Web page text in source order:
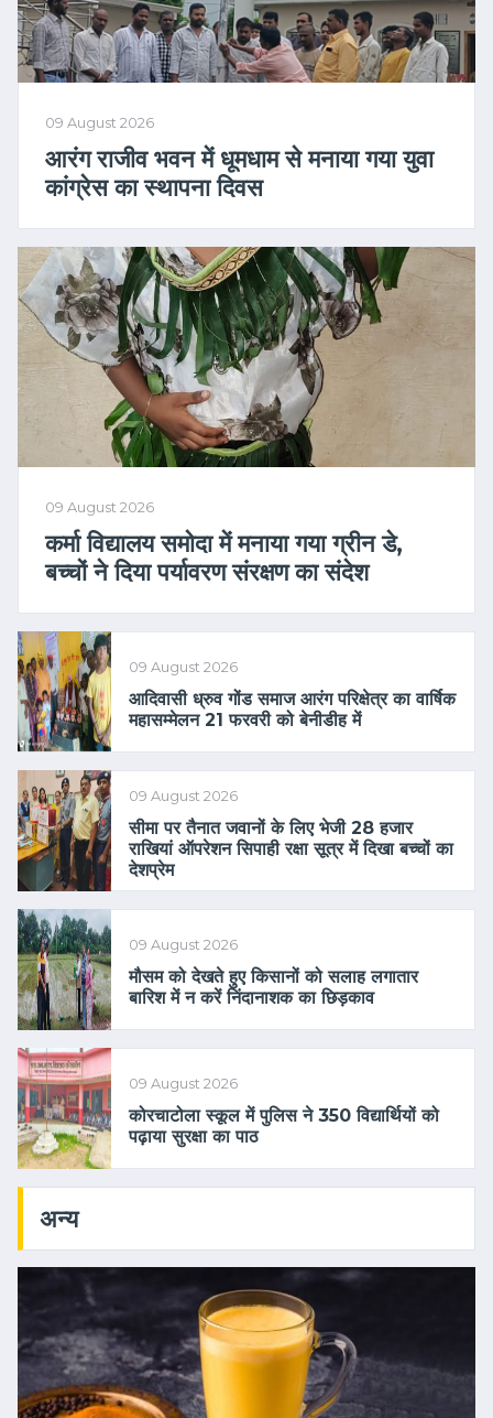
09 August 2026
आरंग राजीव भवन में धूमधाम से मनाया गया युवा
कांग्रेस का स्थापना दिवस
09 August 2026
कर्मा विद्यालय समोदा में मनाया गया ग्रीन डे,
बच्चों ने दिया पर्यावरण संरक्षण का संदेश
09 August 2026
आदिवासी ध्रुव गोंड समाज आरंग परिक्षेत्र का वार्षिक
महासम्मेलन 21 फरवरी को बेनीडीह में
09 August 2026
सीमा पर तैनात जवानों के लिए भेजी 28 हजार
राखियां ऑपरेशन सिपाही रक्षा सूत्र में दिखा बच्चों का
देशप्रेम
09 August 2026
मौसम को देखते हुए किसानों को सलाह लगातार
बारिश में न करें निंदानाशक का छिड़काव
09 August 2026
कोरचाटोला स्कूल में पुलिस ने 350 विद्यार्थियों को
पढ़ाया सुरक्षा का पाठ
अन्य